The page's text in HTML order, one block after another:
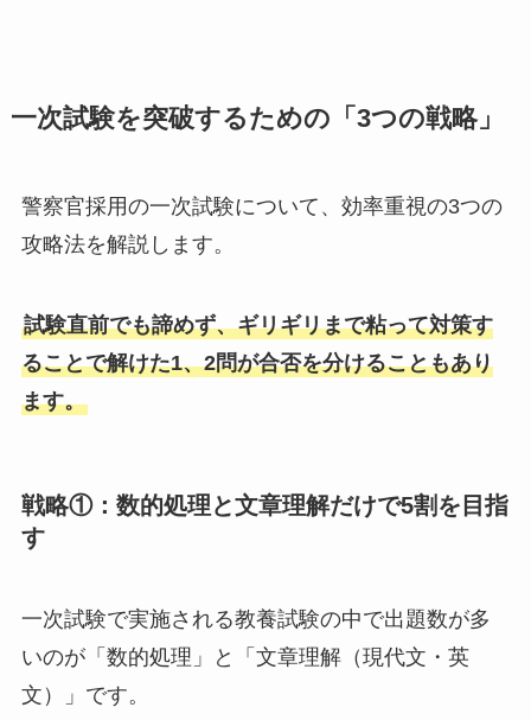
一次試験を突破するための「3つの戦略」
警察官採用の一次試験について、効率重視の3つの
攻略法を解説します。
試験直前でも諦めず、ギリギリまで粘って対策す
ることで解けた1、2問が合否を分けることもあり
ます。
戦略①：数的処理と文章理解だけで5割を目指
す
一次試験で実施される教養試験の中で出題数が多
いのが「数的処理」と「文章理解（現代文・英
文）」です。